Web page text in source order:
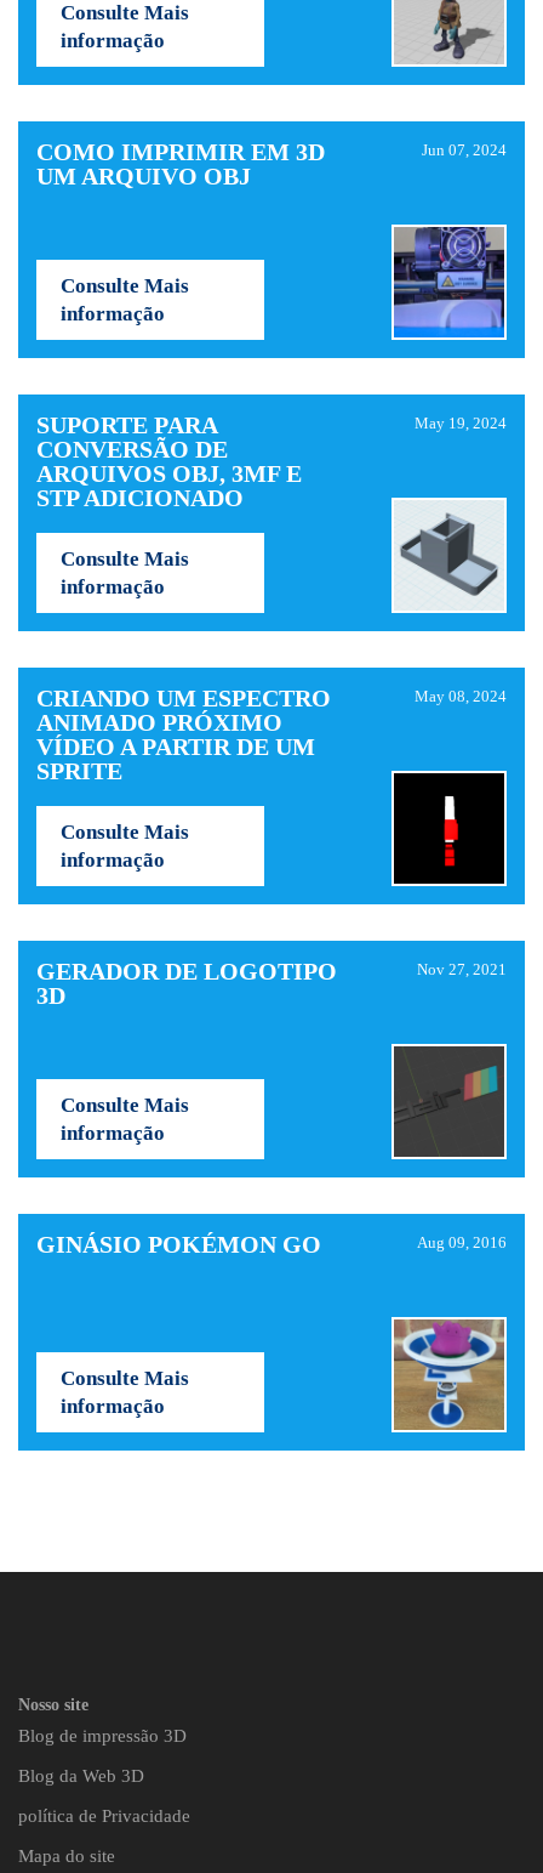
Consulte Mais
informação
COMO IMPRIMIR EM 3D
UM ARQUIVO OBJ
Jun 07, 2024
Consulte Mais
informação
SUPORTE PARA
CONVERSÃO DE
ARQUIVOS OBJ, 3MF E
STP ADICIONADO
May 19, 2024
Consulte Mais
informação
CRIANDO UM ESPECTRO
ANIMADO PRÓXIMO
VÍDEO A PARTIR DE UM
SPRITE
May 08, 2024
Consulte Mais
informação
GERADOR DE LOGOTIPO
3D
Nov 27, 2021
Consulte Mais
informação
GINÁSIO POKÉMON GO Aug 09, 2016
Consulte Mais
informação
Nosso site
Blog de impressão 3D
Blog da Web 3D
política de Privacidade
Mapa do site